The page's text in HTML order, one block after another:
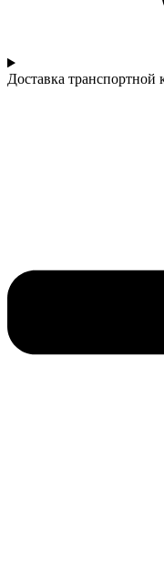
Доставка